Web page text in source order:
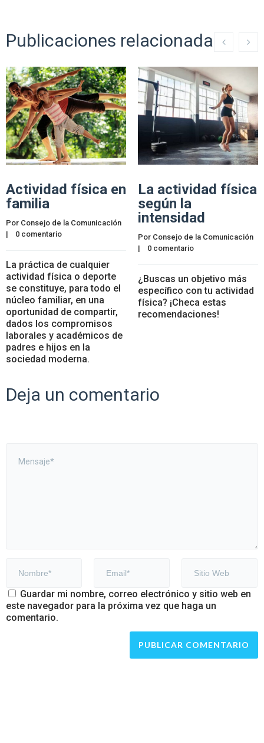
Publicaciones relacionadas
Actividad física en
familia
Por Consejo de la Comunicación
| 0 comentario
La práctica de cualquier
actividad física o deporte
se constituye, para todo el
núcleo familiar, en una
oportunidad de compartir,
dados los compromisos
laborales y académicos de
padres e hijos en la
sociedad moderna.
La actividad física
según la
intensidad
Por Consejo de la Comunicación
| 0 comentario
¿Buscas un objetivo más
específico con tu actividad
física? ¡Checa estas
recomendaciones!
Deja un comentario
Guardar mi nombre, correo electrónico y sitio web en
este navegador para la próxima vez que haga un
comentario.